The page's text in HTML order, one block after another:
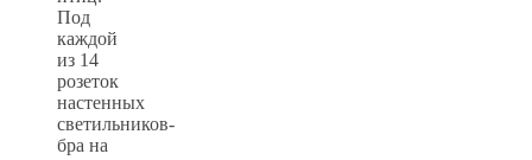
Под
каждой
из 14
розеток
настенных
светильников-
бра на